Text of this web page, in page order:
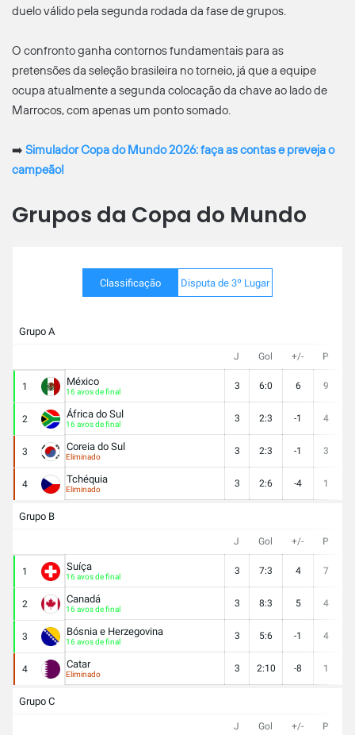
duelo válido pela segunda rodada da fase de grupos.
O confronto ganha contornos fundamentais para as
pretensões da seleção brasileira no torneio, já que a equipe
ocupa atualmente a segunda colocação da chave ao lado de
Marrocos, com apenas um ponto somado.
➡️ Simulador Copa do Mundo 2026: faça as contas e preveja o
campeão!
Grupos da Copa do Mundo
Classificação Disputa de 3º Lugar
Grupo A
J Gol +/- P
1 México
16 avos de final
3 6:0 6 9
2 África do Sul
16 avos de final
3 2:3 -1 4
3 Coreia do Sul
Eliminado
3 2:3 -1 3
4 Tchéquia
Eliminado
3 2:6 -4 1
Grupo B
J Gol +/- P
1 Suíça
16 avos de final
3 7:3 4 7
2 Canadá
16 avos de final
3 8:3 5 4
3 Bósnia e Herzegovina
16 avos de final
3 5:6 -1 4
4 Catar
Eliminado
3 2:10 -8 1
Grupo C
J Gol +/- P